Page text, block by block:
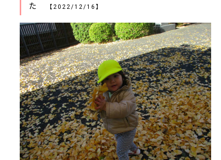
た
【2022/12/16】